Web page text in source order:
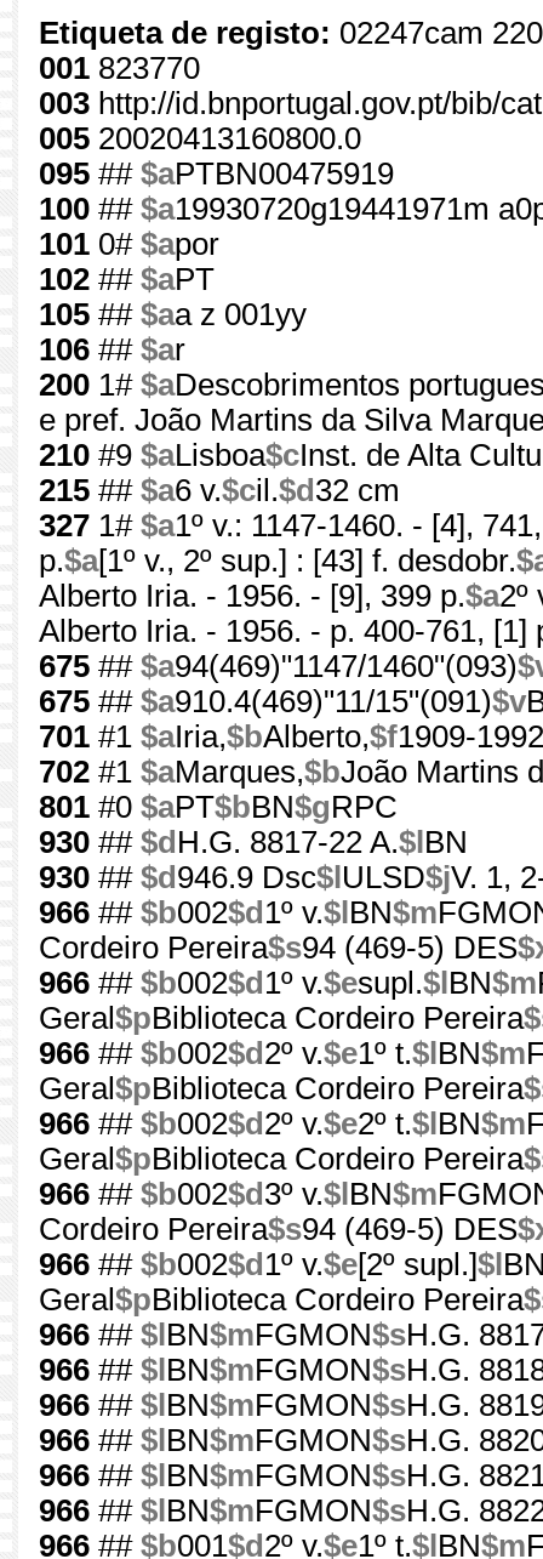
Etiqueta de registo: 02247cam
001 823770
003 http://id.bnportugal.gov.pt/bib/
005 20020413160800.0
095 ## $aPTBN00475919
100 ## $a19930720g19441971m
101 0# $apor
102 ## $aPT
105 ## $aa z 001yy
106 ## $ar
200 1# $aDescobrimentos
e pref. João Martins da Silva
210 #9 $aLisboa$cInst. de Alta
215 ## $a6 v.$cil.$d 32 cm
327 1# $a1º v.: 1147-1460. - [4],
p.$a[1º v., 2º sup.] : [43] f. desdobr.
Alberto Iria. - 1956. - [9], 399 p.$a2º
Alberto Iria. - 1956. - p. 400-761, [1]
675 ## $a94(469)"1147/1460"(093)
675 ## $a910.4(469)"11/15"(091)$v
701 #1 $aIria,$bAlberto,$f1909-1992
702 #1 $aMarques,$bJoão Martins
801 #0 $aPT$bBN$gRPC
930 ## $d H.G. 8817-22 A.$l BN
930 ## $d 946.9 Dsc$l ULSD$jV. 1,
966 ## $b002$d 1º v.$l BN$m
Cordeiro Pereira$s94 (469-5) DES
966 ## $b002$d 1º v.$esupl.$l BN$m
Geral$pBiblioteca Cordeiro Pereira
966 ## $b002$d 2º v.$e1º t.$l BN$m
Geral$pBiblioteca Cordeiro Pereira
966 ## $b002$d 2º v.$e2º t.$l BN$m
Geral$pBiblioteca Cordeiro Pereira
966 ## $b002$d 3º v.$l BN$m
Cordeiro Pereira$s94 (469-5) DES
966 ## $b002$d 1º v.$e[2º supl.]$l
Geral$pBiblioteca Cordeiro Pereira
966 ## $l BN$mFGMON$sH.G.
966 ## $l BN$mFGMON$sH.G.
966 ## $l BN$mFGMON$sH.G.
966 ## $l BN$mFGMON$sH.G.
966 ## $l BN$mFGMON$sH.G.
966 ## $l BN$mFGMON$sH.G.
966 ## $b001$d 2º v.$e1º t.$l BN$m